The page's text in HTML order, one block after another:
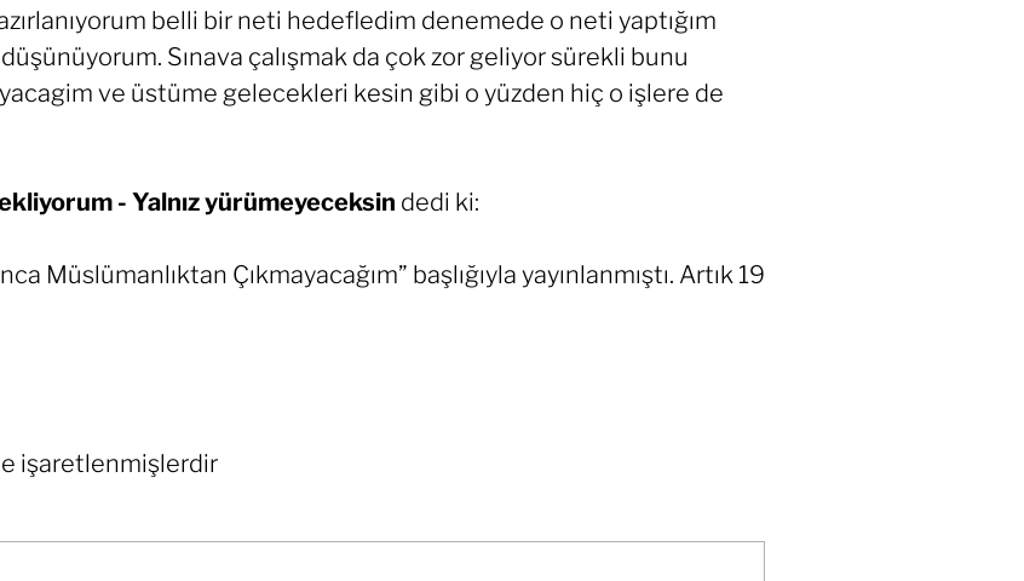
belli bir neti hedefledim denemede o neti yaptığım
Sınava çalışmak da çok zor geliyor sürekli bunu
ve üstüme gelecekleri kesin gibi o yüzden hiç o işlere de
- Yalnız yürümeyeceksin dedi ki:
Müslümanlıktan Çıkmayacağım” başlığıyla yayınlanmıştı. Artık 19
işaretlenmişlerdir